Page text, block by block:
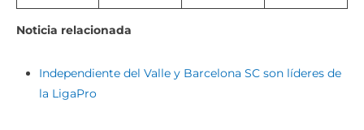
Noticia relacionada
Independiente del Valle y Barcelona SC son líderes de
la LigaPro